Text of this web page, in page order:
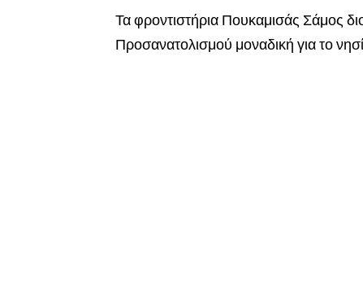
Τα φροντιστήρια Πουκαμισάς Σάμος
Προσανατολισμού μοναδική για το